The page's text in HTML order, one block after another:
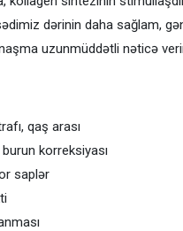
dərinin daha sağlam,
uzunmüddətli nəticə
qaş arası
korreksiyası
saplər